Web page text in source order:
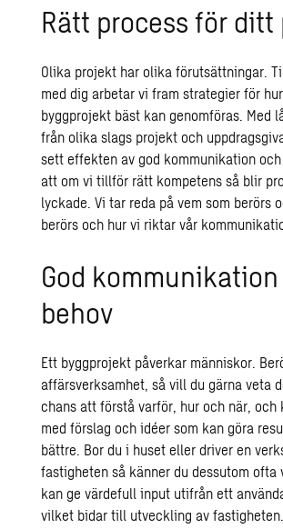
Rätt process för
Olika projekt har olika förutsättningar.
med dig arbetar vi fram strategier för
byggprojekt bäst kan genomföras. Med
från olika slags projekt och
sett effekten av god kommunikation
att om vi tillför rätt kompetens så blir
lyckade. Vi tar reda på vem som berörs
berörs och hur vi riktar vår
God
behov
Ett byggprojekt påverkar människor.
affärsverksamhet, så vill du gärna veta
chans att förstå varför, hur och när, och
med förslag och idéer som kan göra
bättre. Bor du i huset eller driver en
fastigheten så känner du dessutom ofta
kan ge värdefull input utifrån ett
vilket bidar till utveckling av fastigheten.